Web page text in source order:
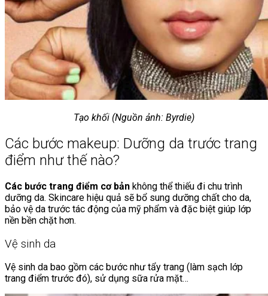
Tạo khối (Nguồn ảnh: Byrdie)
Các bước makeup: Dưỡng da trước trang
điểm như thế nào?
Các bước trang điểm cơ bản không thể thiếu đi chu trình
dưỡng da. Skincare hiệu quả sẽ bổ sung dưỡng chất cho da,
bảo vệ da trước tác động của mỹ phẩm và đặc biệt giúp lớp
nền bền chặt hơn.
Vệ sinh da
Vệ sinh da bao gồm các bước như tẩy trang (làm sạch lớp
trang điểm trước đó), sử dụng sữa rửa mặt…